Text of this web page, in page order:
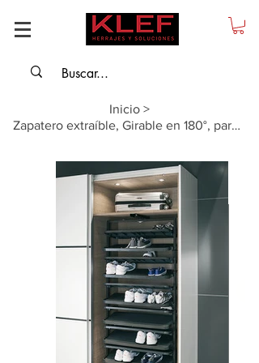
Inicio >
Zapatero extraíble, Girable en 180°, para hasta 20 pares de zapatos, negro, a...